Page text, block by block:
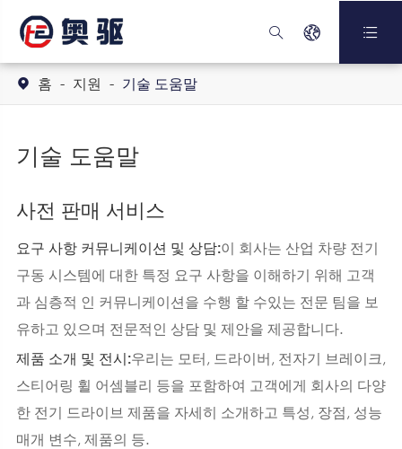
  
 홈 지원 기술 도움말
기술 도움말
사전 판매 서비스
요구 사항 커뮤니케이션 및 상담:이 회사는 산업 차량 전기
구동 시스템에 대한 특정 요구 사항을 이해하기 위해 고객
과 심층적 인 커뮤니케이션을 수행 할 수있는 전문 팀을 보
유하고 있으며 전문적인 상담 및 제안을 제공합니다.
제품 소개 및 전시:우리는 모터, 드라이버, 전자기 브레이크,
스티어링 휠 어셈블리 등을 포함하여 고객에게 회사의 다양
한 전기 드라이브 제품을 자세히 소개하고 특성, 장점, 성능
매개 변수, 제품의 등.